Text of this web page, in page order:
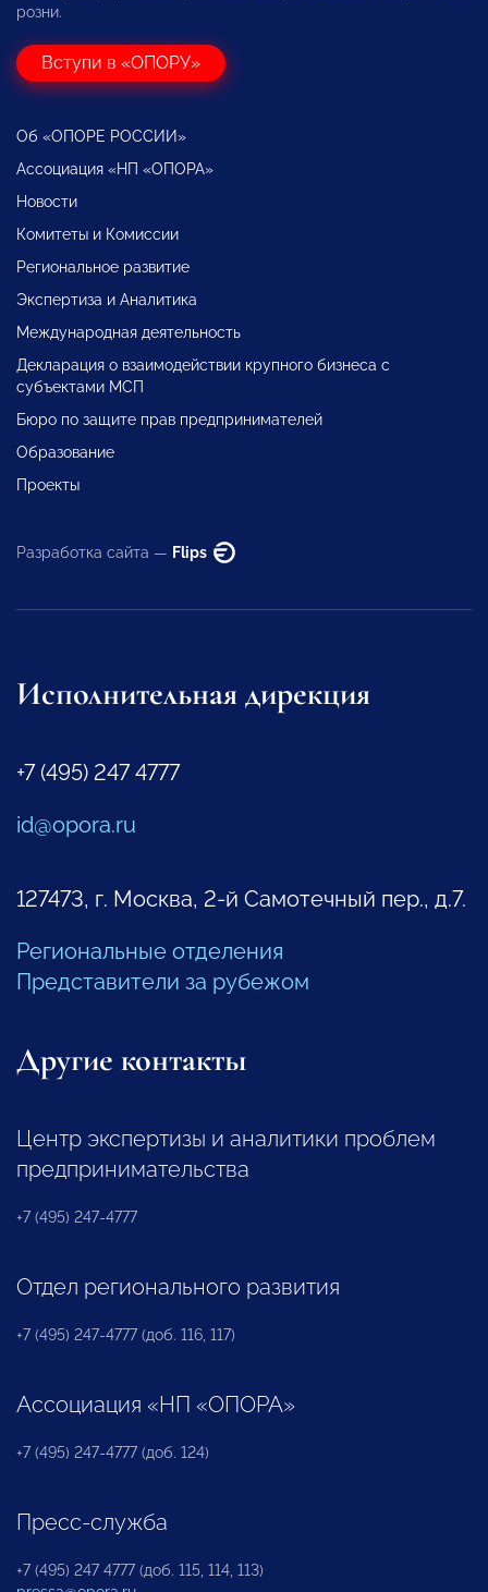
розни.
Вступи в «ОПОРУ»
Об «ОПОРЕ РОССИИ»
Ассоциация «НП «ОПОРА»
Новости
Комитеты и Комиссии
Региональное развитие
Экспертиза и Аналитика
Международная деятельность
Декларация о взаимодействии крупного бизнеса с
субъектами МСП
Бюро по защите прав предпринимателей
Образование
Проекты
Разработка сайта — Flips
Исполнительная дирекция
+7 (495) 247 4777
id@opora.ru
127473, г. Москва, 2-й Самотечный пер., д.7.
Региональные отделения
Представители за рубежом
Другие контакты
Центр экспертизы и аналитики проблем
предпринимательства
+7 (495) 247-4777
Отдел регионального развития
+7 (495) 247-4777 (доб. 116, 117)
Ассоциация «НП «ОПОРА»
+7 (495) 247-4777 (доб. 124)
Пресс-служба
+7 (495) 247 4777 (доб. 115, 114, 113)